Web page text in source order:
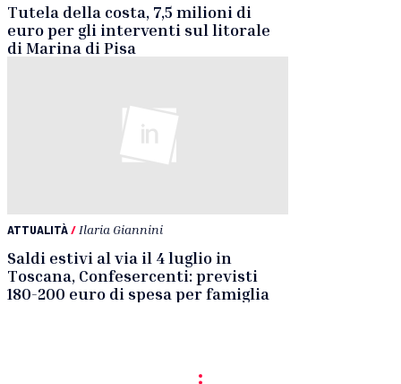
Tutela della costa, 7,5 milioni di
euro per gli interventi sul litorale
di Marina di Pisa
ATTUALITÀ/ Ilaria Giannini
Saldi estivi al via il 4 luglio in
Toscana, Confesercenti: previsti
180-200 euro di spesa per famiglia